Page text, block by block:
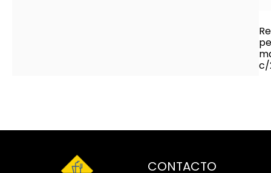
c/
CONTACTO